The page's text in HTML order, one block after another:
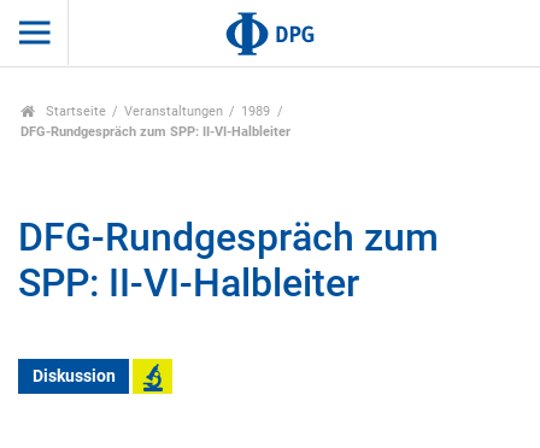
Startseite Veranstaltungen
1989
DFG-Rundgespräch zum SPP: II-VI-Halbleiter
DFG-Rundgespräch zum
SPP: II-VI-Halbleiter
Diskussion